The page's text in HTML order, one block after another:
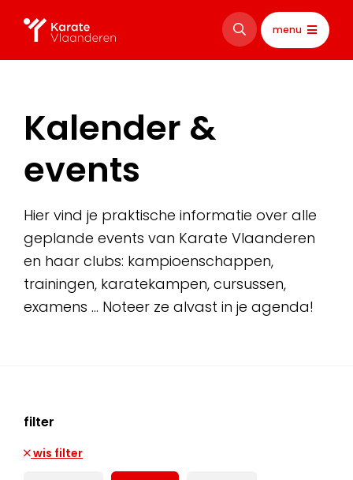
menu
Kalender &
events
Hier vind je praktische informatie over alle
geplande events van Karate Vlaanderen
en haar clubs: kampioenschappen,
trainingen, karatekampen, cursussen,
examens … Noteer ze alvast in je agenda!
filter
wis filter